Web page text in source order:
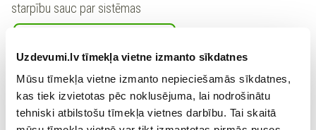
Uzdevumi.lv tīmekļa vietne izmanto sīkdatnes
Mūsu tīmekļa vietne izmanto nepieciešamās sīkdatnes,
kas tiek izvietotas pēc noklusējuma, lai nodrošinātu
tehniski atbilstošu tīmekļa vietnes darbību. Tai skaitā
starpību sauc par sistēmas
potenciālu vērtības parasti
attiecina pret sistēmu:H+
(šķ ) + e ⇄ 1
2
H 2( )